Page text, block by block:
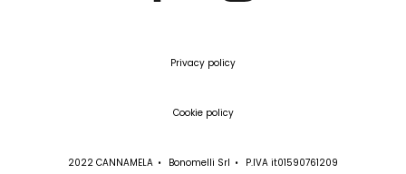
Privacy policy
Cookie policy
2022 CANNAMELA Bonomelli Srl P.IVA it01590761209